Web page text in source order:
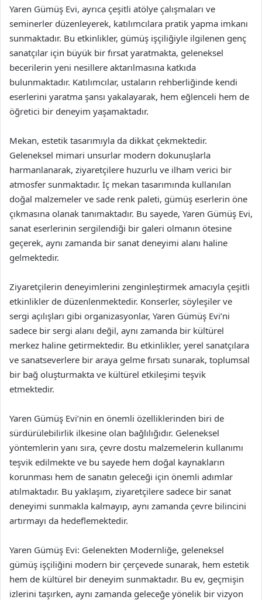
Yaren Gümüş Evi, ayrıca çeşitli atölye çalışmaları ve
seminerler düzenleyerek, katılımcılara pratik yapma imkanı
sunmaktadır. Bu etkinlikler, gümüş işçiliğiyle ilgilenen genç
sanatçılar için büyük bir fırsat yaratmakta, geleneksel
becerilerin yeni nesillere aktarılmasına katkıda
bulunmaktadır. Katılımcılar, ustaların rehberliğinde kendi
eserlerini yaratma şansı yakalayarak, hem eğlenceli hem de
öğretici bir deneyim yaşamaktadır.
Mekan, estetik tasarımıyla da dikkat çekmektedir.
Geleneksel mimari unsurlar modern dokunuşlarla
harmanlanarak, ziyaretçilere huzurlu ve ilham verici bir
atmosfer sunmaktadır. İç mekan tasarımında kullanılan
doğal malzemeler ve sade renk paleti, gümüş eserlerin öne
çıkmasına olanak tanımaktadır. Bu sayede, Yaren Gümüş Evi,
sanat eserlerinin sergilendiği bir galeri olmanın ötesine
geçerek, aynı zamanda bir sanat deneyimi alanı haline
gelmektedir.
Ziyaretçilerin deneyimlerini zenginleştirmek amacıyla çeşitli
etkinlikler de düzenlenmektedir. Konserler, söyleşiler ve
sergi açılışları gibi organizasyonlar, Yaren Gümüş Evi’ni
sadece bir sergi alanı değil, aynı zamanda bir kültürel
merkez haline getirmektedir. Bu etkinlikler, yerel sanatçılara
ve sanatseverlere bir araya gelme fırsatı sunarak, toplumsal
bir bağ oluşturmakta ve kültürel etkileşimi teşvik
etmektedir.
Yaren Gümüş Evi’nin en önemli özelliklerinden biri de
sürdürülebilirlik ilkesine olan bağlılığıdır. Geleneksel
yöntemlerin yanı sıra, çevre dostu malzemelerin kullanımı
teşvik edilmekte ve bu sayede hem doğal kaynakların
korunması hem de sanatın geleceği için önemli adımlar
atılmaktadır. Bu yaklaşım, ziyaretçilere sadece bir sanat
deneyimi sunmakla kalmayıp, aynı zamanda çevre bilincini
artırmayı da hedeflemektedir.
Yaren Gümüş Evi: Gelenekten Modernliğe, geleneksel
gümüş işçiliğini modern bir çerçevede sunarak, hem estetik
hem de kültürel bir deneyim sunmaktadır. Bu ev, geçmişin
izlerini taşırken, aynı zamanda geleceğe yönelik bir vizyon